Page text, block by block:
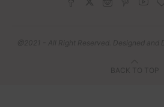
@2021 - All Right Reserved. Designed and
BACK TO TOP